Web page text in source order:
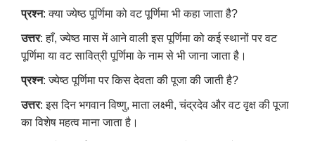
प्रश्न: क्या ज्येष्ठ पूर्णिमा को वट पूर्णिमा भी कहा जाता है?
उत्तर: हाँ, ज्येष्ठ मास में आने वाली इस पूर्णिमा को कई स्थानों पर वट
पूर्णिमा या वट सावित्री पूर्णिमा के नाम से भी जाना जाता है।
प्रश्न: ज्येष्ठ पूर्णिमा पर किस देवता की पूजा की जाती है?
उत्तर: इस दिन भगवान विष्णु, माता लक्ष्मी, चंद्रदेव और वट वृक्ष की पूजा
का विशेष महत्व माना जाता है।